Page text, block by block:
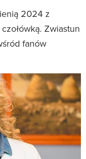
2024 z
Zwiastun
fanów